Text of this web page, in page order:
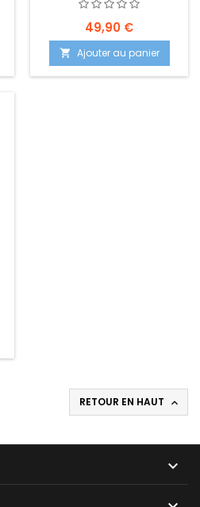
49,90 €
 Ajouter au panier
RETOUR EN HAUT 
